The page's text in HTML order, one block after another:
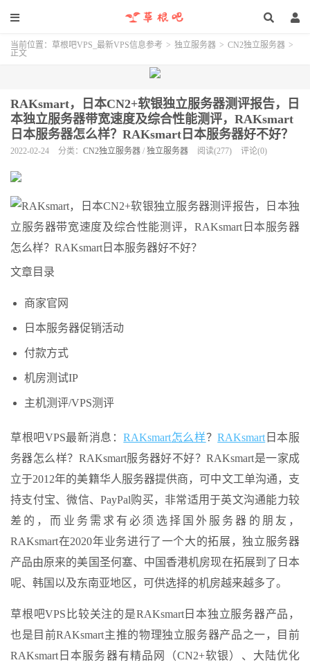
当前位置： 草根吧VPS_最新VPS信息参考 > 独立服务器 > CN2独立服务器 >
正文
RAKsmart，日本CN2+软银独立服务器测评报告，日
本独立服务器带宽速度及综合性能测评，RAKsmart
日本服务器怎么样？RAKsmart日本服务器好不好？
2022-02-24 分类： CN2独立服务器 / 独立服务器 阅读(277) 评论(0)
文章目录
商家官网
日本服务器促销活动
付款方式
机房测试IP
主机测评/VPS测评
草根吧VPS最新消息：RAKsmart怎么样？RAKsmart 日本服
务器怎么样？RAKsmart服务器好不好？RAKsmart是一家成
立于2012年的美籍华人服务器提供商，可中文工单沟通，支
持支付宝、微信、PayPal购买，非常适用于英文沟通能力较
差的，而业务需求有必须选择国外服务器的朋友，
RAKsmart在2020年业务进行了一个大的拓展，独立服务器
产品由原来的美国圣何塞、中国香港机房现在拓展到了日本
呢、韩国以及东南亚地区，可供选择的机房越来越多了。
草根吧VPS比较关注的是RAKsmart日本独立服务器产品，
也是目前RAKsmart主推的物理独立服务器产品之一，目前
RAKsmart日本服务器有精品网（CN2+软银）、大陆优化